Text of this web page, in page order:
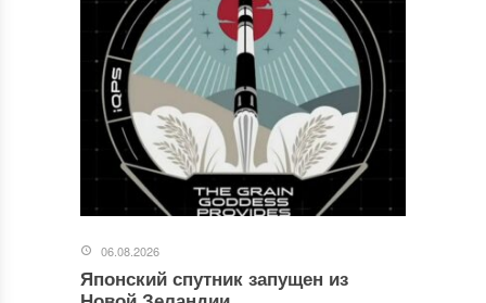
06.08.2026
Японский спутник запущен из